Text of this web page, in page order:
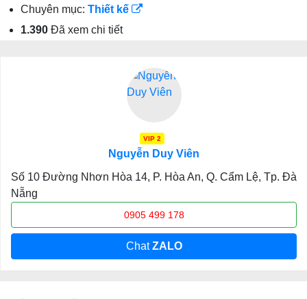
Chuyên mục: Thiết kế
1.390 Đã xem chi tiết
VIP 2
Nguyễn Duy Viên
Số 10 Đường Nhơn Hòa 14, P. Hòa An, Q. Cẩm Lệ, Tp. Đà
Nẵng
0905 499 178
ChatZALO